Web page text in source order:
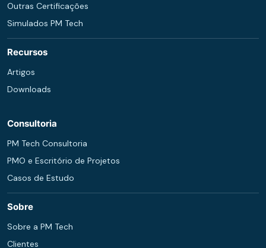
Outras Certificações
Simulados PM Tech
Recursos
Artigos
Downloads
Consultoria
PM Tech Consultoria
PMO e Escritório de Projetos
Casos de Estudo
Sobre
Sobre a PM Tech
Clientes